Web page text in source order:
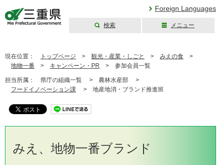
Foreign Languages
検索 メニュー
現在位置： トップページ > 観光・産業・しごと > みえの食 >
地物一番 > キャンペーン・PR > 参加会員一覧
担当所属： 県庁の組織一覧 > 農林水産部 >
フードイノベーション課 > 地産地消・ブランド推進班
みえ、地物一番ブランド